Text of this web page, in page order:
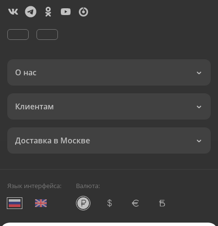
О нас
Клиентам
Доставка в Москве
Язык интерфейса: Валюта: